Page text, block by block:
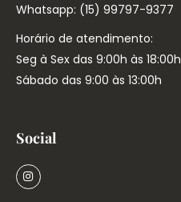
Whatsapp: (15) 99797-9377
Horário de atendimento:
Seg à Sex das 9:00h às 18:00h
Sábado das 9:00 às 13:00h
Social